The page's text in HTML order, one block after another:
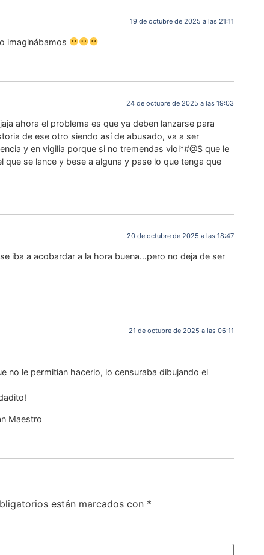
19 de octubre de 2025 a las 21:11
imaginábamos
24 de octubre de 2025 a las 19:03
ahora el problema es que ya deben lanzarse para
de ese otro siendo así de abusado, va a ser
y en vigilia porque si no tremendas viol*#@$ que le
que se lance y bese a alguna y pase lo que tenga que
20 de octubre de 2025 a las 18:47
iba a acobardar a la hora buena…pero no deja de ser
21 de octubre de 2025 a las 06:11
no le permitian hacerlo, lo censuraba dibujando el
Maestro
están marcados con *